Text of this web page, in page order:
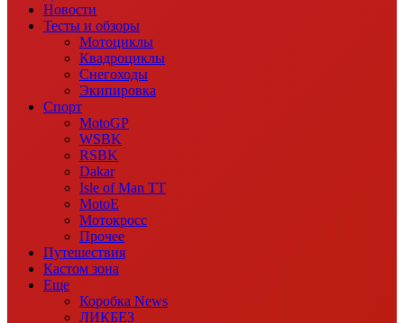
Новости
Тесты и обзоры
Мотоциклы
Квадроциклы
Снегоходы
Экипировка
Спорт
MotoGP
WSBK
RSBK
Dakar
Isle of Man TT
MotoE
Мотокросс
Прочее
Путешествия
Кастом зона
Еще
Коробка News
ЛИКБЕЗ